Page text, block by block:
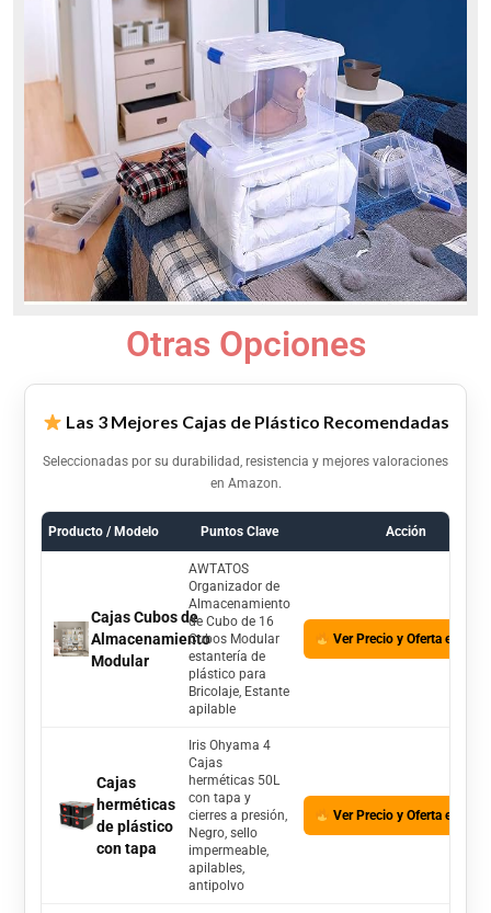
Otras Opciones
Las 3 Mejores Cajas de Plástico Recomendadas
Seleccionadas por su durabilidad, resistencia y mejores valoraciones
en Amazon.
Producto / Modelo Puntos Clave Acción
Cajas Cubos de
Almacenamiento
Modular
AWTATOS
Organizador de
Almacenamiento
de Cubo de 16
Cubos Modular
estantería de
plástico para
Bricolaje, Estante
apilable
Ver Precio y Oferta en
Cajas
herméticas
de plástico
con tapa
Iris Ohyama 4
Cajas
herméticas 50L
con tapa y
cierres a presión,
Negro, sello
impermeable,
apilables,
antipolvo
Ver Precio y Oferta en